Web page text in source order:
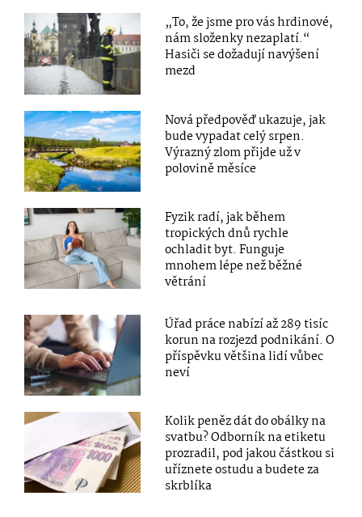
„To, že jsme pro vás hrdinové,
nám složenky nezaplatí.“
Hasiči se dožadují navýšení
mezd
Nová předpověď ukazuje, jak
bude vypadat celý srpen.
Výrazný zlom přijde už v
polovině měsíce
Fyzik radí, jak během
tropických dnů rychle
ochladit byt. Funguje
mnohem lépe než běžné
větrání
Úřad práce nabízí až 289 tisíc
korun na rozjezd podnikání. O
příspěvku většina lidí vůbec
neví
Kolik peněz dát do obálky na
svatbu? Odborník na etiketu
prozradil, pod jakou částkou si
uříznete ostudu a budete za
skrblíka